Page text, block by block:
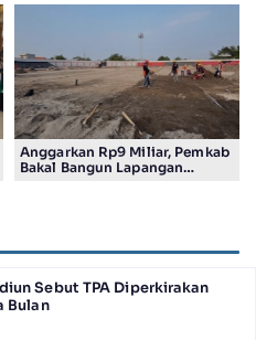
Anggarkan Rp9 Miliar, Pemkab
Bakal Bangun Lapangan
Sebut TPA Diperkirakan
Bulan